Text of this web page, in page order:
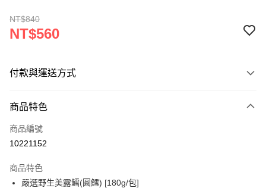
NT$840
NT$560
付款與運送方式
信用卡一次付款
LINE Pay
街口支付
商品特色
商品編號
10221152
商品特色
嚴選野生美露鳕(圓鱈) [180g/包]